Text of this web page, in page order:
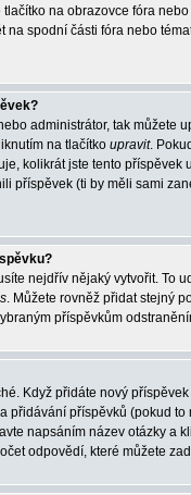
na obrazovce fóra
na spodní části fóra nebo
administrátor, tak můžete
na tlačítko upravit.
kolikrát jste tento
příspěvek (ti by měli sami
nejdřív nějaký vytvořit. To
. Můžete rovněž přidat stejný
příspěvkům
Když přidáte nový
přidávání příspěvků (pokud
napsáním název otázky a
odpovědí, které můžete